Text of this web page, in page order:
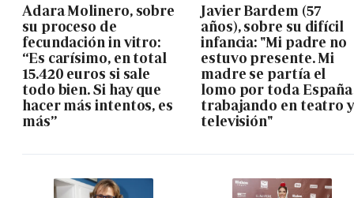
Adara Molinero, sobre
su proceso de
fecundación in vitro:
“Es carísimo, en total
15.420 euros si sale
todo bien. Si hay que
hacer más intentos, es
más”
Javier Bardem (57
años), sobre su difícil
infancia: "Mi padre no
estuvo presente. Mi
madre se partía el
lomo por toda España
trabajando en teatro
televisión"